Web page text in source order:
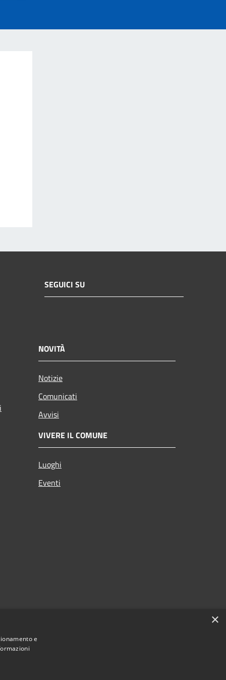
SEGUICI SU
NOVITÀ
Notizie
Comunicati
Avvisi
VIVERE IL COMUNE
Luoghi
Eventi
×
e